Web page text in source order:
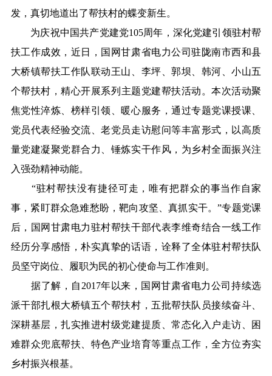
发，真切地道出了帮扶村的蝶变新生。
为庆祝中 国共产党建党105周年，深化党建引领驻村帮
扶工作成效，近日，国网甘肃省电力公司驻陇南市西和县
大桥镇帮扶工作队联动王山、李坪、郭坝、韩河、小山五
个帮扶村，精心开展系列 主题党建帮扶活动。本次活动聚
焦党性淬炼、榜样引领、暖心服务，通过专题党课授课、
党员代表经验交流、老党员走访慰问等丰富形式，以高质
量党建凝聚党群合力、锤炼实干作风，为乡村全面振兴注
入强劲精神动能。
“驻村帮扶没有捷径可走，唯有把群众的事当作自家
事，紧盯群众急难愁盼，靶向攻坚、真抓实干。”专题党课
后，国网甘肃电力驻村帮扶干部代表李维奇结合一线工作
经历分享感悟，朴实真挚的话语，诠释了全体驻村帮扶队
员坚守岗位、履职为民的初心使命与工作准则。
据了解，自2017年以来，国网甘肃省电力公司持续选
派干部扎根大桥镇五个帮扶村，五批帮扶队员接续奋斗、
深耕基层，扎实推进村级党建提质 、常态化入户走访、困
难群众兜底帮扶、特色产业培育等重点工作，全方位夯实
乡村振兴根基。